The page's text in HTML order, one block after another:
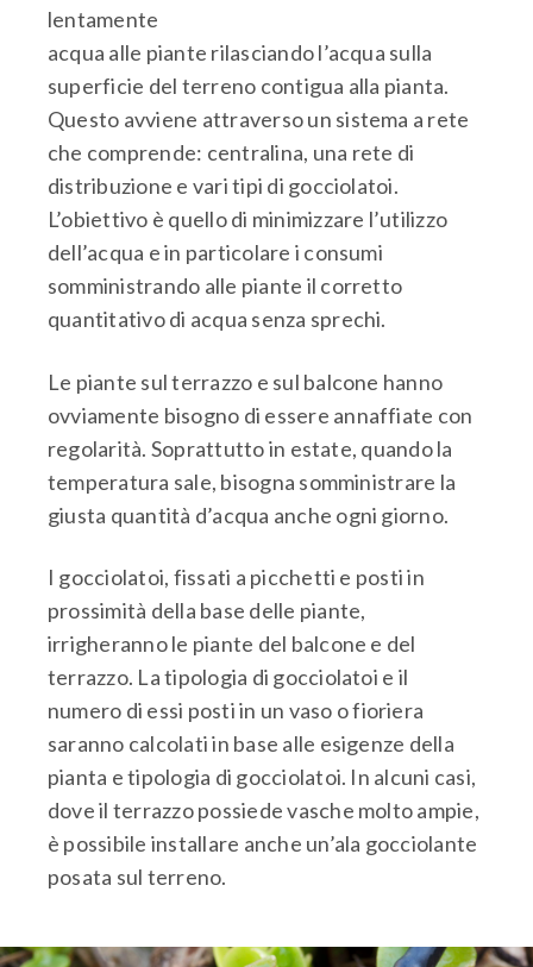
lentamente
acqua alle piante rilasciando l’acqua sulla
superficie del terreno contigua alla pianta.
Questo avviene attraverso un sistema a rete
che comprende: centralina, una rete di
distribuzione e vari tipi di gocciolatoi.
L’obiettivo è quello di minimizzare l’utilizzo
dell’acqua e in particolare i consumi
somministrando alle piante il corretto
quantitativo di acqua senza sprechi.
Le piante sul terrazzo e sul balcone hanno
ovviamente bisogno di essere annaffiate con
regolarità. Soprattutto in estate, quando la
temperatura sale, bisogna somministrare la
giusta quantità d’acqua anche ogni giorno.
I gocciolatoi, fissati a picchetti e posti in
prossimità della base delle piante,
irrigheranno le piante del balcone e del
terrazzo. La tipologia di gocciolatoi e il
numero di essi posti in un vaso o fioriera
saranno calcolati in base alle esigenze della
pianta e tipologia di gocciolatoi. In alcuni casi,
dove il terrazzo possiede vasche molto ampie,
è possibile installare anche un’ala gocciolante
posata sul terreno.